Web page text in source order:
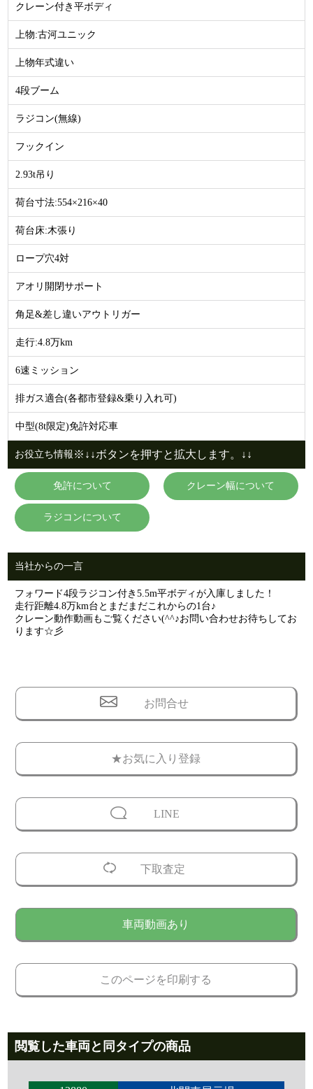
クレーン付き平ボディ
上物:古河ユニック
上物年式違い
4段ブーム
ラジコン(無線)
フックイン
2.93t吊り
荷台寸法:554×216×40
荷台床:木張り
ロープ穴4対
アオリ開閉サポート
角足&差し違いアウトリガー
走行:4.8万km
6速ミッション
排ガス適合(各都市登録&乗り入れ可)
中型(8t限定)免許対応車
お役立ち情報 ※↓↓ボタンを押すと拡大します。↓↓
免許について クレーン幅について
ラジコンについて
当社からの一言
フォワード4段ラジコン付き5.5m平ボディが入庫しました！
走行距離4.8万km台とまだまだこれからの1台♪
クレーン動作動画もご覧ください(^^♪お問い合わせお待ちしてお
ります☆彡
お問合せ
★お気に入り登録
LINE
下取査定
車両動画あり
このページを印刷する
閲覧した車両と同タイプの商品